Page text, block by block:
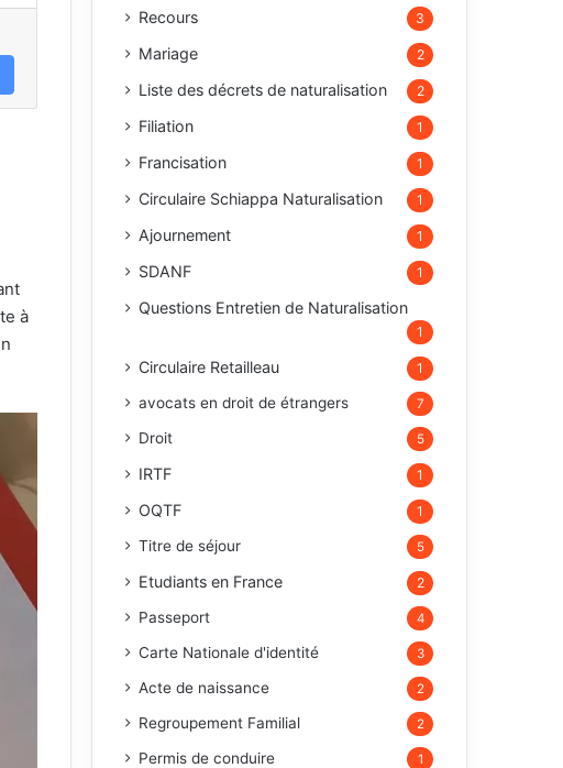
à
Recours 3
Mariage 2
Liste des décrets de naturalisation 2
Filiation 1
Francisation 1
Circulaire Schiappa Naturalisation 1
Ajournement 1
SDANF 1
Questions Entretien de Naturalisation
1
Circulaire Retailleau 1
avocats en droit de étrangers 7
Droit 5
IRTF 1
OQTF 1
Titre de séjour 5
Etudiants en France 2
Passeport 4
Carte Nationale d'identité 3
Acte de naissance 2
Regroupement Familial 2
Permis de conduire 1